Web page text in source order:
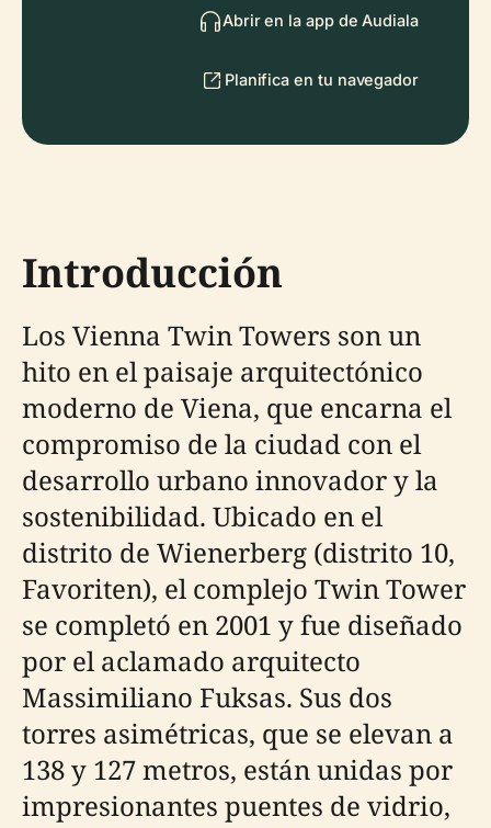
Abrir en la app de Audiala
Planifica en tu navegador
Introducción
Los Vienna Twin Towers son un
hito en el paisaje arquitectónico
moderno de Viena, que encarna el
compromiso de la ciudad con el
desarrollo urbano innovador y la
sostenibilidad. Ubicado en el
distrito de Wienerberg (distrito 10,
Favoriten), el complejo Twin Tower
se completó en 2001 y fue diseñado
por el aclamado arquitecto
Massimiliano Fuksas. Sus dos
torres asimétricas, que se elevan a
138 y 127 metros, están unidas por
impresionantes puentes de vidrio,